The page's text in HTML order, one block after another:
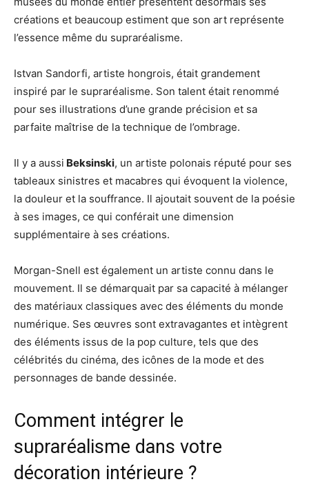
créations et beaucoup estiment que son art représente
l’essence même du supraréalisme.
Istvan Sandorfi, artiste hongrois, était grandement
inspiré par le supraréalisme. Son talent était renommé
pour ses illustrations d’une grande précision et sa
parfaite maîtrise de la technique de l’ombrage.
Il y a aussi Beksinski, un artiste polonais réputé pour ses
tableaux sinistres et macabres qui évoquent la violence,
la douleur et la souffrance. Il ajoutait souvent de la poésie
à ses images, ce qui conférait une dimension
supplémentaire à ses créations.
Morgan-Snell est également un artiste connu dans le
mouvement. Il se démarquait par sa capacité à mélanger
des matériaux classiques avec des éléments du monde
numérique. Ses œuvres sont extravagantes et intègrent
des éléments issus de la pop culture, tels que des
célébrités du cinéma, des icônes de la mode et des
personnages de bande dessinée.
Comment intégrer le
supraréalisme dans votre
décoration intérieure ?